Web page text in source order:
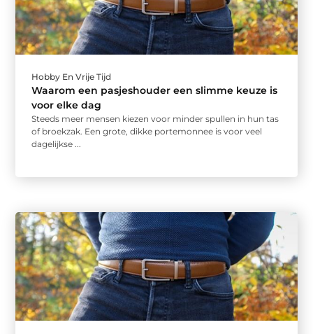
Hobby En Vrije Tijd
Waarom een pasjeshouder een slimme keuze is
voor elke dag
Steeds meer mensen kiezen voor minder spullen in hun tas
of broekzak. Een grote, dikke portemonnee is voor veel
dagelijkse ...